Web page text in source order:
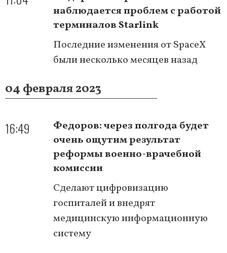
наблюдается проблем с работой
терминалов Starlink
Последние изменения от SpaceX
были несколько месяцев назад
04 февраля 2023
16:49
Федоров: через полгода будет
очень ощутим результат
реформы военно-врачебной
комиссии
Сделают цифровизацию
госпиталей и внедрят
медицинскую информационную
систему